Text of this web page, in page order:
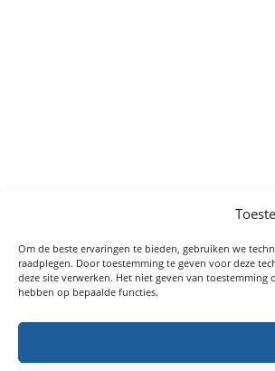
Om de beste ervaringen te bieden, gebruiken we
raadplegen. Door toestemming te geven voor deze
deze site verwerken. Het niet geven van
hebben op bepaalde functies.